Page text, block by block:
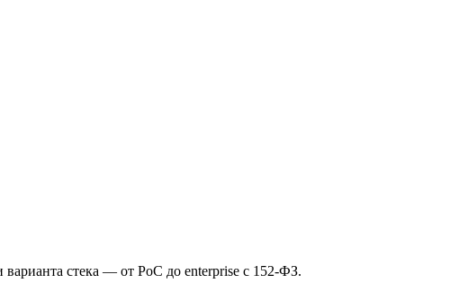
стека — от PoC до enterprise с 152-ФЗ.